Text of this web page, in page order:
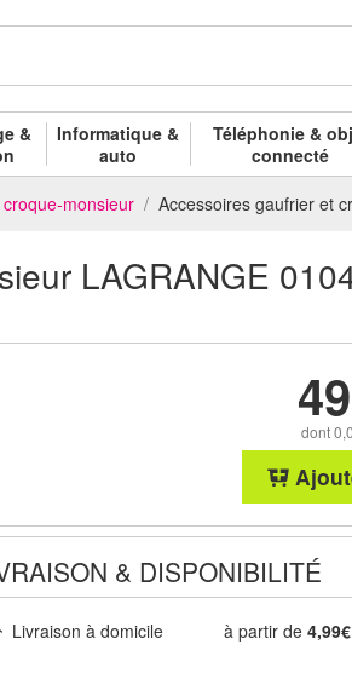
&
Informatique &
auto
Téléphonie &
connecté
monsieur Accessoires gaufrier et
LAGRANGE
dont
& DISPONIBILITÉ
Livraison à domicile à partir de4,99€